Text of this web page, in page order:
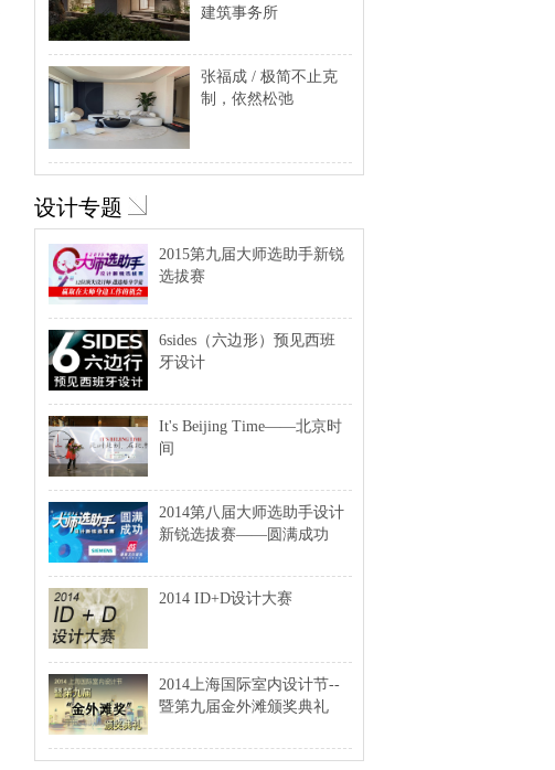
建筑事务所
张福成 / 极简不止克
制，依然松弛
设计专题
2015第九届大师选助手新锐
选拔赛
6sides（六边形）预见西班
牙设计
It's Beijing Time——北京时
间
2014第八届大师选助手设计
新锐选拔赛——圆满成功
2014 ID+D设计大赛
2014上海国际室内设计节--
暨第九届金外滩颁奖典礼